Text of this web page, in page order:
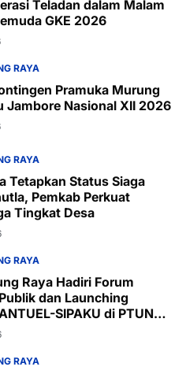
Teladan dalam Malam
GKE 2026
RAYA
Pramuka Murung
Jambore Nasional XII 2026
RAYA
Tetapkan Status Siaga
Pemkab Perkuat
Tingkat Desa
RAYA
Raya Hadiri Forum
dan Launching
SIPAKU di PTUN
RAYA